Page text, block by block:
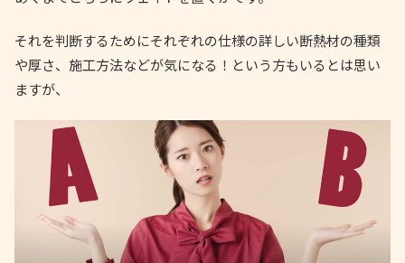
それを判断するためにそれぞれの仕様の詳しい断熱材の種類
や厚さ、施工方法などが気になる！という方もいるとは思い
ますが、